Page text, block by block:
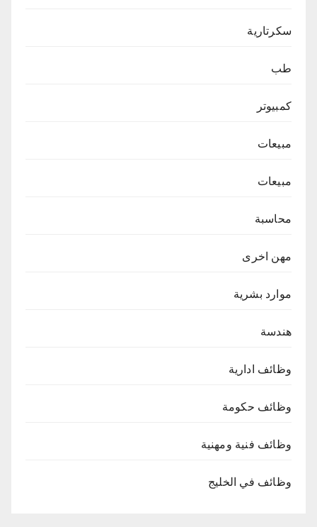
سكرتارية
طب
كمبيوتر
مبيعات
مبيعات
محاسبة
مهن اخرى
موارد بشرية
هندسة
وظائف ادارية
وظائف حكومة
وظائف فنية ومهنية
وظائف في الخليج